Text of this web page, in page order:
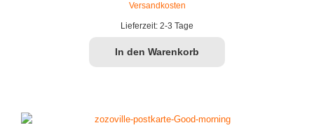
Versandkosten
Lieferzeit: 2-3 Tage
In den Warenkorb